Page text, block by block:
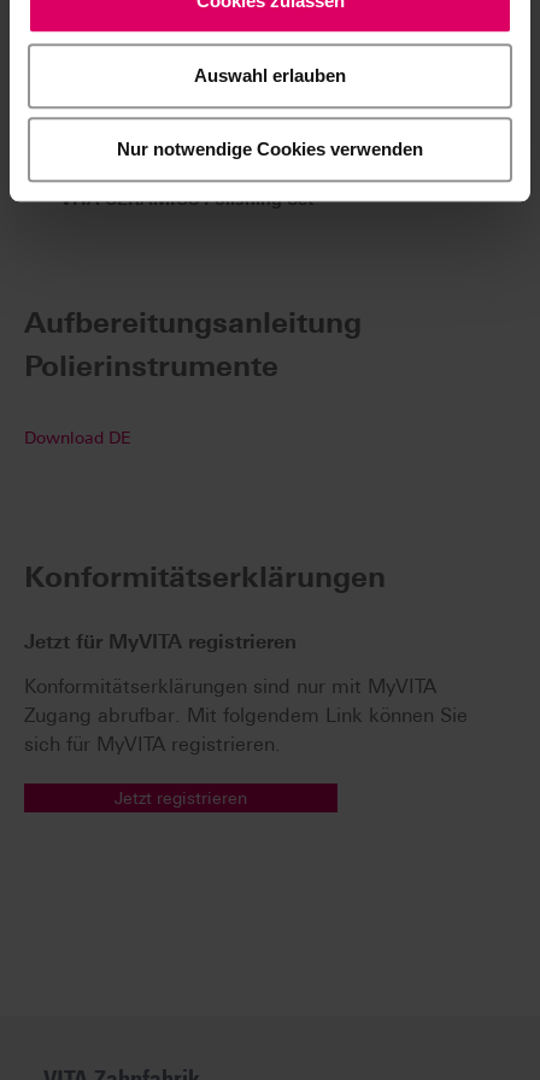
Auswahl erlauben
Nur notwendige Cookies verwenden
Artikel
VITA CERAMICS Polishing Set
Aufbereitungsanleitung
Polierinstrumente
Download DE
Konformitätserklärungen
Jetzt für MyVITA registrieren
Konformitätserklärungen sind nur mit MyVITA
Zugang abrufbar. Mit folgendem Link können Sie
sich für MyVITA registrieren.
Jetzt registrieren